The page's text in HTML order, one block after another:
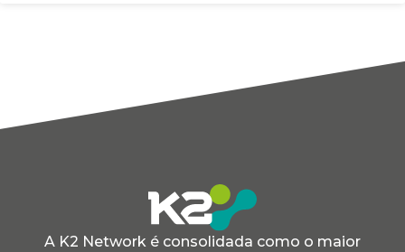
A K2 Network é consolidada como o maior